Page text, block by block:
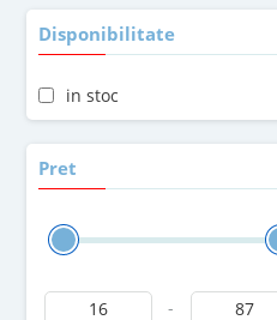
Disponibilitate
in stoc
Pret
-